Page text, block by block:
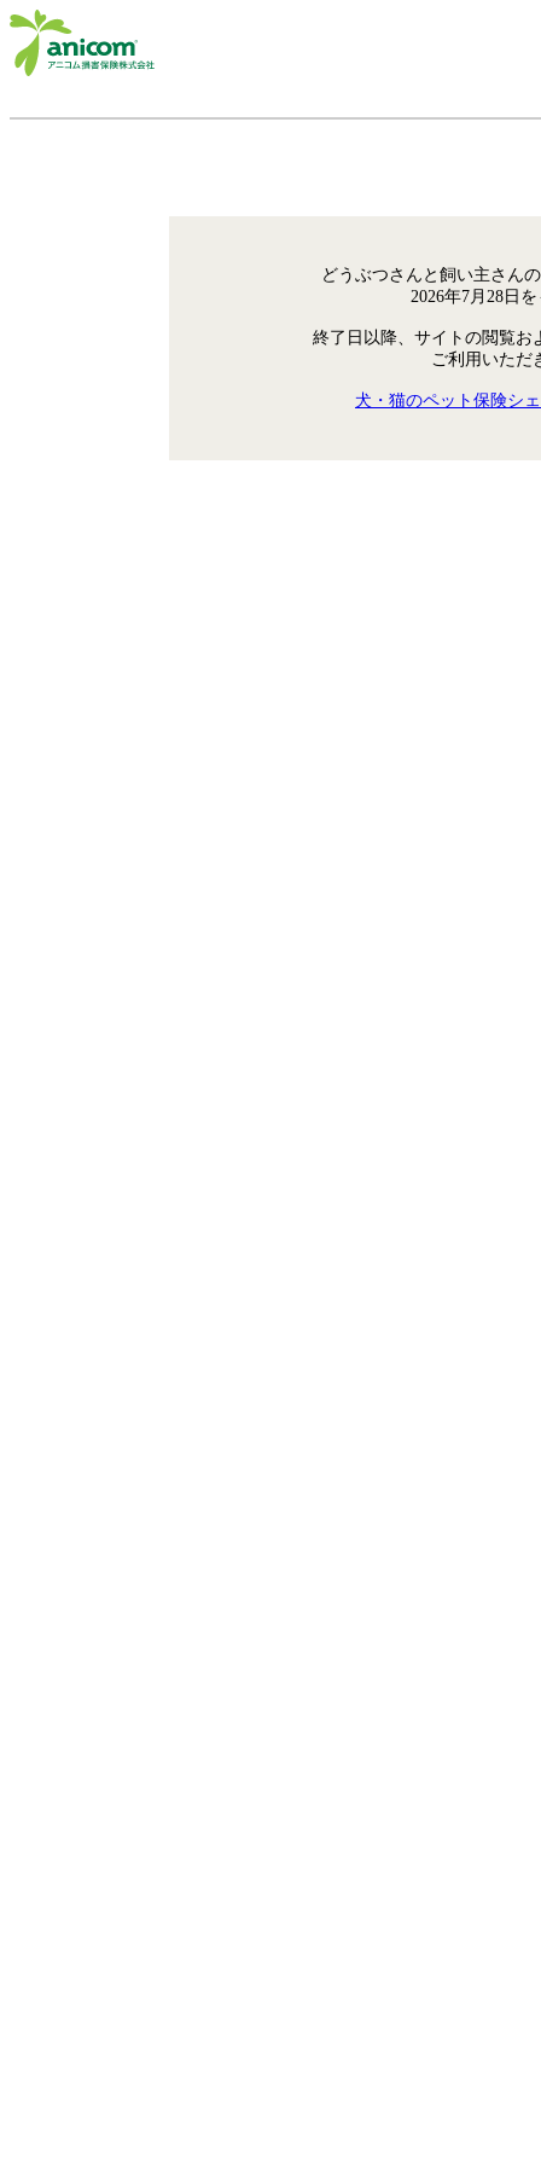
どうぶつさんと飼い主さん
2026年7月28日
終了日以降、サイトの閲覧お
ご利用いただ
犬・猫のペット保険シ